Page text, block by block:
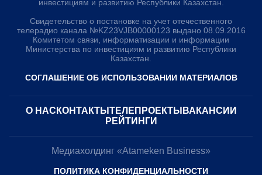
инвестициям и развитию Республики Казахстан.
Свидетельство о постановке на учет отечественного
телерадио канала №KZ23VJB00000123 выдано 08.09.2016
Комитетом связи, информатизации и информации
Министерства по инвестициям и развитию Республики
Казахстан.
СОГЛАШЕНИЕ ОБ ИСПОЛЬЗОВАНИИ МАТЕРИАЛОВ
О НАС КОНТАКТЫ ТЕЛЕПРОЕКТЫ ВАКАНСИИ
РЕЙТИНГИ
Медиахолдинг «Atameken Business»
ПОЛИТИКА КОНФИДЕНЦИАЛЬНОСТИ